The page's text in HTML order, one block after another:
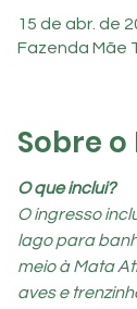
15 de abr. de
Fazenda Mãe
Sobre
O que inclui?
O ingresso
lago para
meio à Mata
aves e